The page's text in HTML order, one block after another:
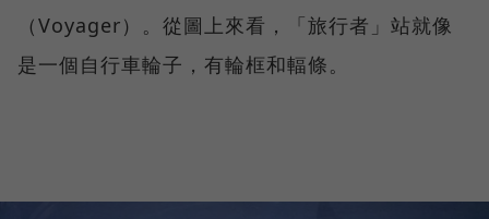
（Voyager）。從圖上來看，「旅行者」站就像
是一個自行車輪子，有輪框和輻條。